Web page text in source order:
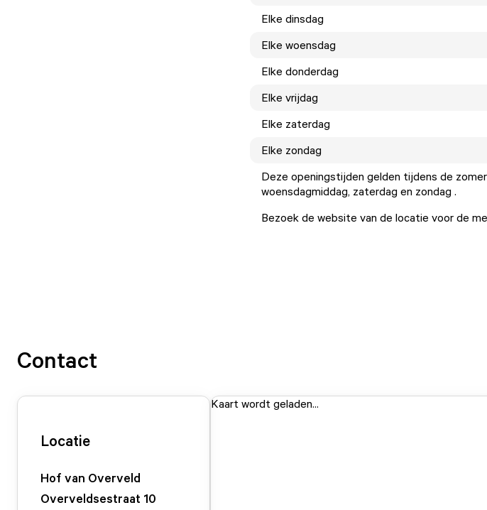
Elke dinsdag
Elke woensdag
Elke donderdag
Elke vrijdag
Elke zaterdag
Elke zondag
Deze openingstijden gelden tijdens de
woensdagmiddag, zaterdag en zondag .
Bezoek de website van de locatie voor de
Contact
Locatie
Hof van Overveld
Overveldsestraat 10
Kaart wordt geladen...